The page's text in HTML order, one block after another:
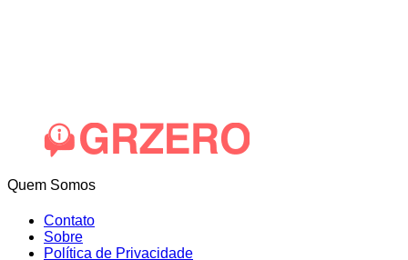
Quem Somos
Contato
Sobre
Política de Privacidade